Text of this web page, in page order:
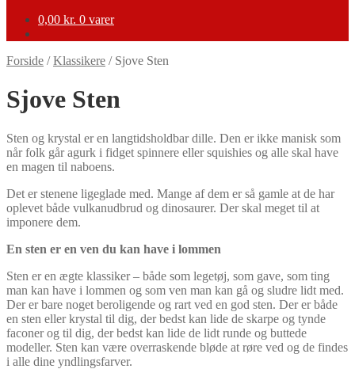
0,00 kr. 0 varer
Forside /Klassikere / Sjove Sten
Sjove Sten
Sten og krystal er en langtidsholdbar dille. Den er ikke manisk som
når folk går agurk i fidget spinnere eller squishies og alle skal have
en magen til naboens.
Det er stenene ligeglade med. Mange af dem er så gamle at de har
oplevet både vulkanudbrud og dinosaurer. Der skal meget til at
imponere dem.
En sten er en ven du kan have i lommen
Sten er en ægte klassiker – både som legetøj, som gave, som ting
man kan have i lommen og som ven man kan gå og sludre lidt med.
Der er bare noget beroligende og rart ved en god sten. Der er både
en sten eller krystal til dig, der bedst kan lide de skarpe og tynde
faconer og til dig, der bedst kan lide de lidt runde og buttede
modeller. Sten kan være overraskende bløde at røre ved og de findes
i alle dine yndlingsfarver.